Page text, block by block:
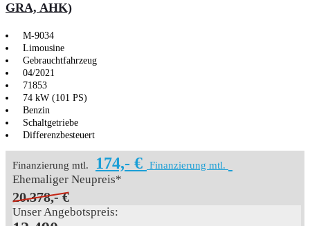
GRA, AHK)
M-9034
Limousine
Gebrauchtfahrzeug
04/2021
71853
74 kW (101 PS)
Benzin
Schaltgetriebe
Differenzbesteuert
Finanzierung mtl. 174,- € Finanzierung mtl.
Ehemaliger Neupreis*
20.378,- €
Unser Angebotspreis: